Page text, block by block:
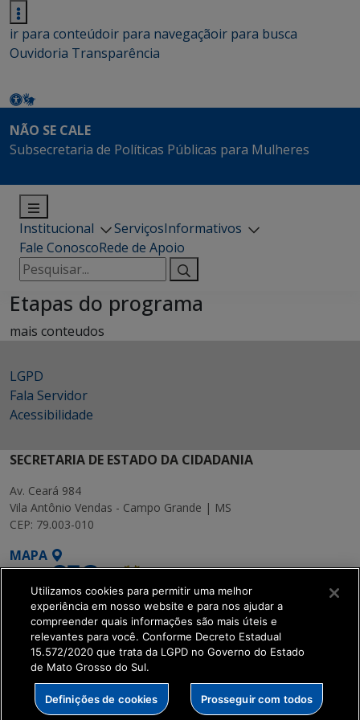
ir para conteúdoir para navegaçãoir para busca
Ouvidoria Transparência
NÃO SE CALE
Subsecretaria de Políticas Públicas para Mulheres
Institucional ServiçosInformativos
Fale ConoscoRede de Apoio
Pesquisar
por:
Etapas do programa
mais conteudos
LGPD
Fala Servidor
Acessibilidade
SECRETARIA DE ESTADO DA CIDADANIA
Av. Ceará 984
Vila Antônio Vendas - Campo Grande | MS
CEP: 79.003-010
MAPA
SETDIG | Secretaria-
Executiva de
Transformação Digital
Utilizamos cookies para permitir uma melhor
experiência em nosso website e para nos ajudar a
compreender quais informações são mais úteis e
relevantes para você. Conforme Decreto Estadual
15.572/2020 que trata da LGPD no Governo do Estado
de Mato Grosso do Sul.
Definições de cookies Prosseguir com todos